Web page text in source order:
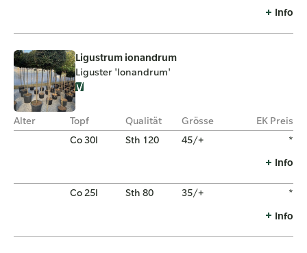
Info
Ligustrum ionandrum
Liguster 'Ionandrum'
Alter Topf Qualität Grösse
EK Preis
Co 30l
Sth 120 45/+ *
Info
Co 25l Sth 80 35/+ *
Info